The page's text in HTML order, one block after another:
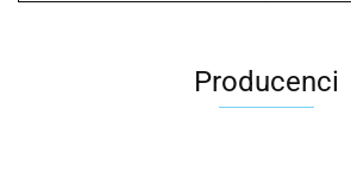
Producenci